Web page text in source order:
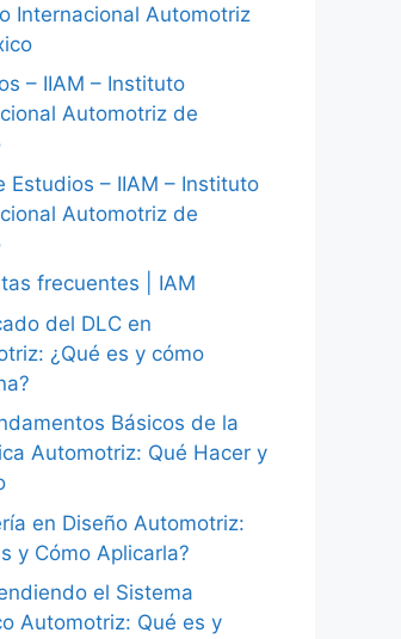
Internacional Automotriz
– IIAM – Instituto
Automotriz de
Estudios – IIAM – Instituto
Automotriz de
frecuentes | IAM
del DLC en
¿Qué es y cómo
Básicos de la
Automotriz: Qué Hacer y
en Diseño Automotriz:
y Cómo Aplicarla?
el Sistema
Automotriz: Qué es y